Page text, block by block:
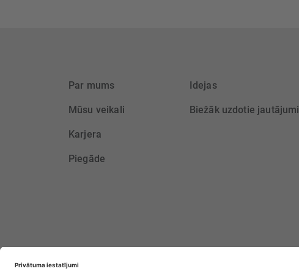
Par mums
Mūsu veikali
Karjera
Piegāde
Idejas
Biežāk uzdotie jautājumi